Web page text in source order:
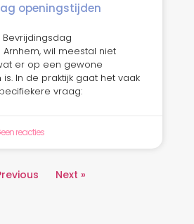
openingstijden
wil meestal niet
er op een gewone
In de praktijk gaat het vaak
vraag:
reacties
Next »